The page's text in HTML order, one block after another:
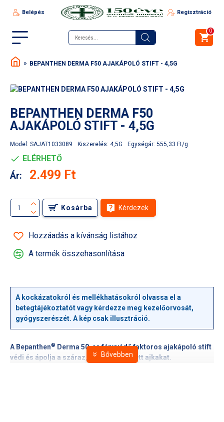
Belépés Regisztráció
0
BEPANTHEN DERMA F50 AJAKÁPOLÓ STIFT - 4,5G
BEPANTHEN DERMA F50
AJAKÁPOLÓ STIFT - 4,5G
Model: SAJAT1033089 Kiszerelés: 4,5G Egységár: 555,33 Ft/g
ELÉRHETŐ
Ár: 2.499 Ft
Kosárba Kérdezek
Hozzáadás a kívánság listához
A termék összehasonlítása
A kockázatokról és mellékhatásokról olvassa el a
betegtájékoztatót vagy kérdezze meg kezelőorvosát,
gyógyszerészét. A kép csak illusztráció.
A Bepanthen® Derma 50-es fényvédő faktoros ajakápoló stift
védi és ápolja a száraz, kicserepesedett ajkakat.